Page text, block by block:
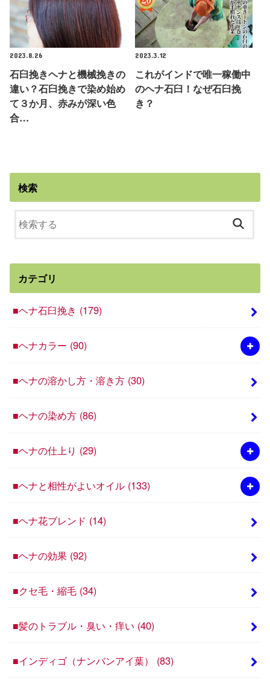
2023.8.26
石臼挽きヘナと機械挽きの
違い？石臼挽きで染め始め
て３か月、赤みが深い色
合…
2023.3.12
これがインドで唯一稼働中
のヘナ石臼！なぜ石臼挽
き？
検索
カテゴリ
■ヘナ石臼挽き (179)
■ヘナカラー (90)
■ヘナの溶かし方・溶き方 (30)
■ヘナの染め方 (86)
■ヘナの仕上り (29)
■ヘナと相性がよいオイル (133)
■ヘナ花ブレンド (14)
■ヘナの効果 (92)
■クセ毛・縮毛 (34)
■髪のトラブル・臭い・痒い (40)
■インディゴ（ナンバンアイ葉） (83)